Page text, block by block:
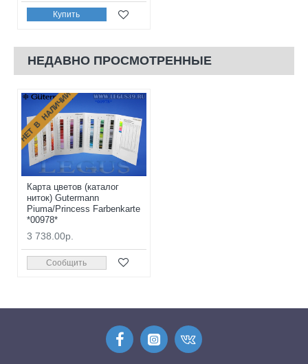
Купить
НЕДАВНО ПРОСМОТРЕННЫЕ
НЕТ В НАЛИЧИИ
Карта цветов (каталог
ниток) Gutermann
Piuma/Princess Farbenkarte
*00978*
3 738.00р.
Сообщить